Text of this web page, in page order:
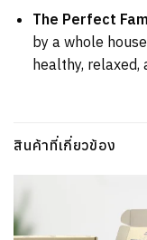
The Perfect
by a whole
healthy, relaxed,
สินค้าที่เกี่ยวข้อง